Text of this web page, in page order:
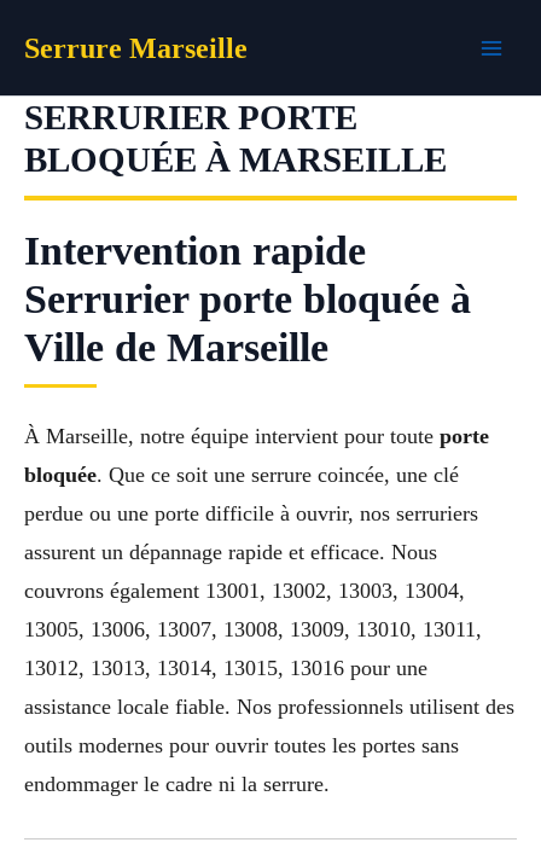
Serrure Marseille
SERRURIER PORTE
BLOQUÉE À MARSEILLE
Intervention rapide
Serrurier porte bloquée à
Ville de Marseille
À Marseille, notre équipe intervient pour toute porte
bloquée. Que ce soit une serrure coincée, une clé
perdue ou une porte difficile à ouvrir, nos serruriers
assurent un dépannage rapide et efficace. Nous
couvrons également 13001, 13002, 13003, 13004,
13005, 13006, 13007, 13008, 13009, 13010, 13011,
13012, 13013, 13014, 13015, 13016 pour une
assistance locale fiable. Nos professionnels utilisent des
outils modernes pour ouvrir toutes les portes sans
endommager le cadre ni la serrure.